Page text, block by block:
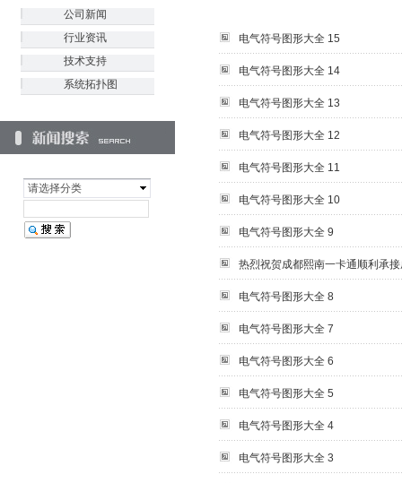
公司新闻
行业资讯
技术支持
系统拓扑图
请选择分类
电气符号图形大全 15
电气符号图形大全 14
电气符号图形大全 13
电气符号图形大全 12
电气符号图形大全 11
电气符号图形大全 10
电气符号图形大全 9
热烈祝贺成都熙南一卡通顺利承
电气符号图形大全 8
电气符号图形大全 7
电气符号图形大全 6
电气符号图形大全 5
电气符号图形大全 4
电气符号图形大全 3